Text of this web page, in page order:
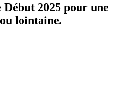
2025 pour une
lointaine.